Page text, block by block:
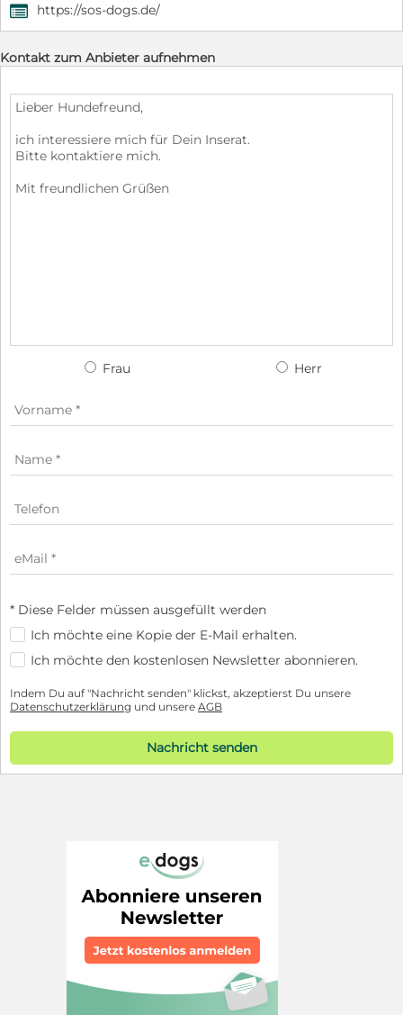
, https://sos-dogs.de/
Kontakt zum Anbieter aufnehmen
Frau Herr
* Diese Felder müssen ausgefüllt werden
Ich möchte eine Kopie der E-Mail erhalten.
Ich möchte den kostenlosen Newsletter abonnieren.
Indem Du auf "Nachricht senden" klickst, akzeptierst Du unsere
Datenschutzerklärung und unsere AGB
Nachricht senden